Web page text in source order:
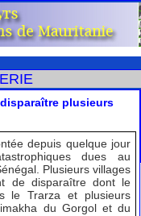
plusieurs
depuis quelque jour
dues au
Plusieurs villages
de disparaître dont le
le Trarza et plusieurs
du Gorgol et du